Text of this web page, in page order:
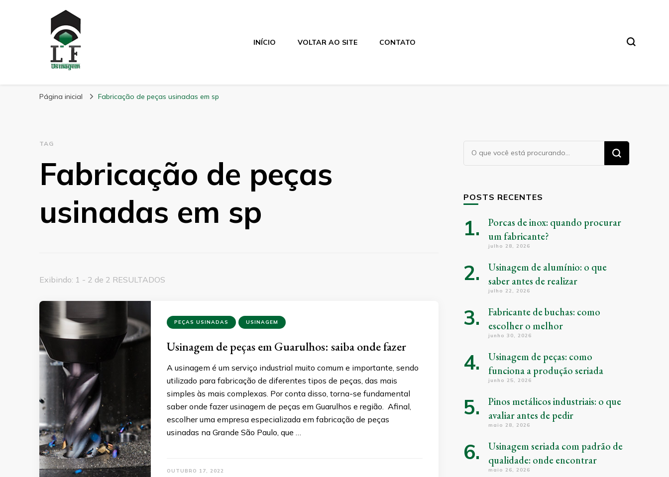
LF Usinagem
INÍCIO VOLTAR AO SITE CONTATO
Página inicial Fabricação de peças usinadas em sp
TAG
Fabricação de peças
usinadas em sp
Exibindo: 1 - 2 de 2 RESULTADOS
PEÇAS USINADAS USINAGEM
Usinagem de peças em Guarulhos: saiba onde fazer
A usinagem é um serviço industrial muito comum e importante, sendo
utilizado para fabricação de diferentes tipos de peças, das mais
simples às mais complexas. Por conta disso, torna-se fundamental
saber onde fazer usinagem de peças em Guarulhos e região. Afinal,
escolher uma empresa especializada em fabricação de peças
usinadas na Grande São Paulo, que …
OUTUBRO 17, 2022
Procurando
algo?
POSTS RECENTES
Porcas de inox: quando procurar
um fabricante?
julho 28, 2026
Usinagem de alumínio: o que
saber antes de realizar
julho 22, 2026
Fabricante de buchas: como
escolher o melhor
junho 30, 2026
Usinagem de peças: como
funciona a produção seriada
junho 25, 2026
Pinos metálicos industriais: o que
avaliar antes de pedir
maio 28, 2026
Usinagem seriada com padrão de
qualidade: onde encontrar
maio 26, 2026